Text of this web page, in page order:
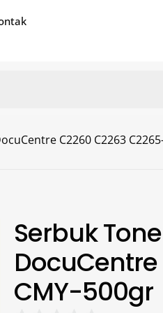
C2260 C2263
Serbuk
CMY-500gr